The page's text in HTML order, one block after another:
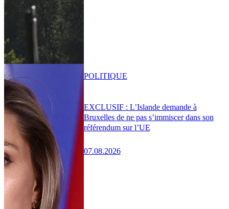
EXCLUSIF : L’Islande demande à
Bruxelles de ne pas s’immiscer dans son
référendum sur l’UE
07.08.2026
POLITIQUE